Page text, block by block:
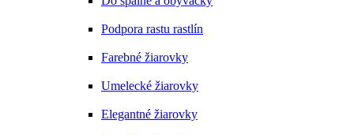
Podpora rastu rastlín
Farebné žiarovky
Umelecké žiarovky
Elegantné žiarovky